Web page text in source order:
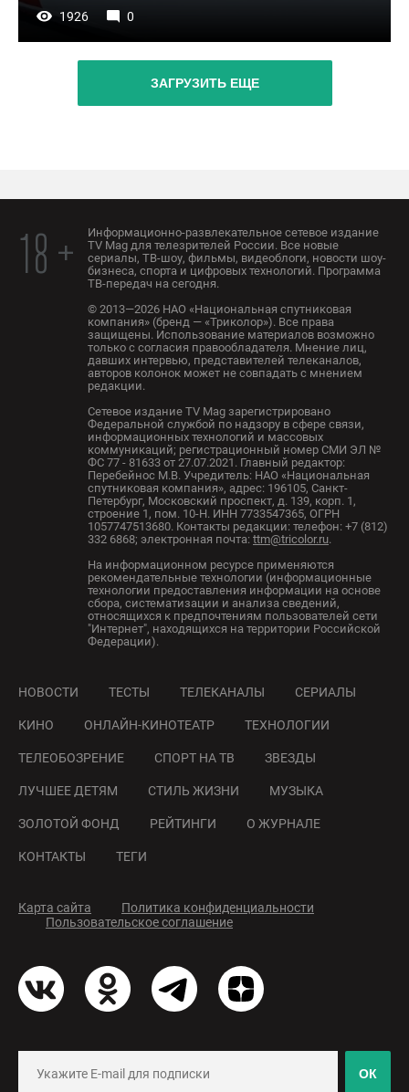
1926 0
ЗАГРУЗИТЬ ЕЩЕ
18 +
Информационно-развлекательное сетевое издание
TV Mag для телезрителей России. Все новые
сериалы, ТВ-шоу, фильмы, видеоблоги, новости шоу-
бизнеса, спорта и цифровых технологий. Программа
ТВ-передач на сегодня.
© 2013—2026 НАО «Национальная спутниковая
компания» (бренд — «Триколор»). Все права
защищены. Использование материалов возможно
только с согласия правообладателя. Мнение лиц,
давших интервью, представителей телеканалов,
авторов колонок может не совпадать с мнением
редакции.
Сетевое издание TV Mag зарегистрировано
Федеральной службой по надзору в сфере связи,
информационных технологий и массовых
коммуникаций; регистрационный номер СМИ ЭЛ №
ФС 77 - 81633 от 27.07.2021. Главный редактор:
Перебейнос М.В. Учредитель: НАО «Национальная
спутниковая компания», адрес: 196105, Санкт-
Петербург, Московский проспект, д. 139, корп. 1,
строение 1, пом. 10-Н. ИНН 7733547365, ОГРН
1057747513680. Контакты редакции: телефон: +7 (812)
332 6868; электронная почта: ttm@tricolor.ru.
На информационном ресурсе применяются
рекомендательные технологии (информационные
технологии предоставления информации на основе
сбора, систематизации и анализа сведений,
относящихся к предпочтениям пользователей сети
"Интернет", находящихся на территории Российской
Федерации).
НОВОСТИ ТЕСТЫ ТЕЛЕКАНАЛЫ СЕРИАЛЫ
КИНО ОНЛАЙН-КИНОТЕАТР ТЕХНОЛОГИИ
ТЕЛЕОБОЗРЕНИЕ СПОРТ НА ТВ ЗВЕЗДЫ
ЛУЧШЕЕ ДЕТЯМ СТИЛЬ ЖИЗНИ МУЗЫКА
ЗОЛОТОЙ ФОНД РЕЙТИНГИ О ЖУРНАЛЕ
КОНТАКТЫ ТЕГИ
Карта сайта
Политика конфиденциальности
Пользовательское соглашение
ОК